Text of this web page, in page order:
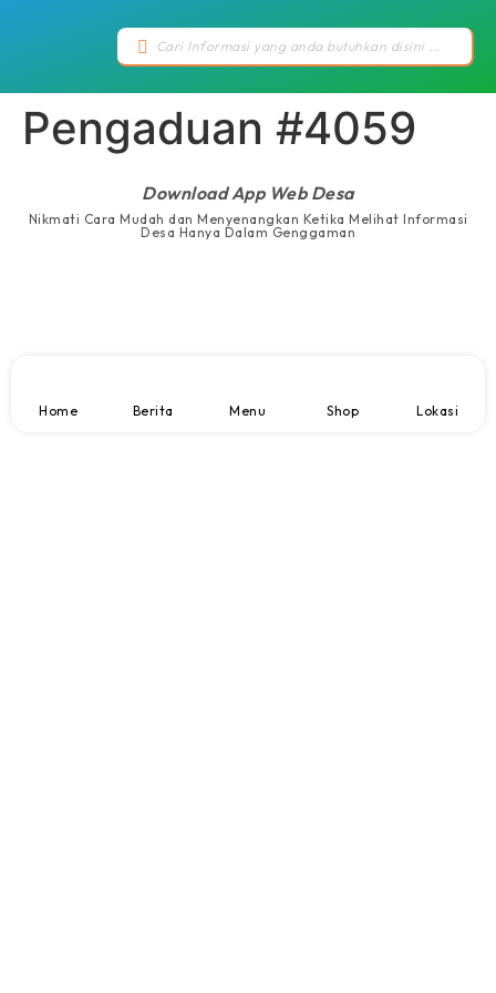
Pengaduan #4059
Download App Web Desa
Nikmati Cara Mudah dan Menyenangkan Ketika Melihat Informasi
Desa Hanya Dalam Genggaman
Home Berita Menu Shop Lokasi